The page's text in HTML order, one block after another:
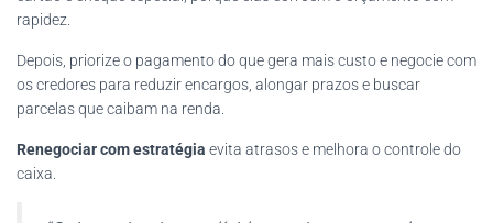
rapidez.
Depois, priorize o pagamento do que gera mais custo e negocie com
os credores para reduzir encargos, alongar prazos e buscar
parcelas que caibam na renda.
Renegociar com estratégia evita atrasos e melhora o controle do
caixa.